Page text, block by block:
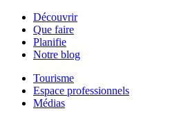
Découvrir
Que faire
Planifie
Notre blog
Tourisme
Espace professionnels
Médias